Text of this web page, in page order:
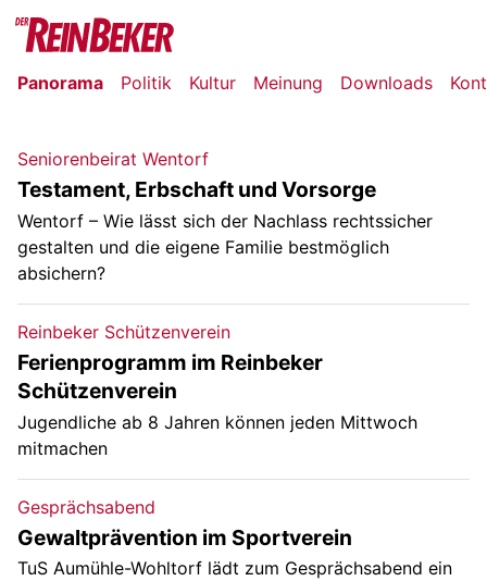
Panorama Politik Kultur Meinung Downloads
Seniorenbeirat Wentorf
Testament, Erbschaft und Vorsorge
Wentorf – Wie lässt sich der Nachlass rechtssicher
gestalten und die eigene Familie bestmöglich
absichern?
Reinbeker Schützenverein
Ferienprogramm im Reinbeker
Schützenverein
Jugendliche ab 8 Jahren können jeden Mittwoch
mitmachen
Gesprächsabend
Gewaltprävention im Sportverein
TuS Aumühle-Wohltorf lädt zum Gesprächsabend ein